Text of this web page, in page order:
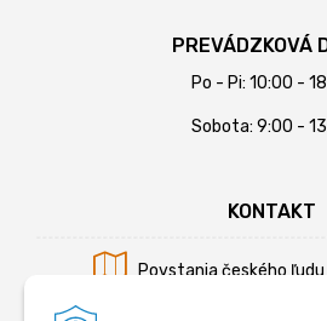
PREVÁDZKOVÁ
Po - Pi: 10:00 -
Sobota: 9:00 -
KONTAKT
Povstania českého ľudu